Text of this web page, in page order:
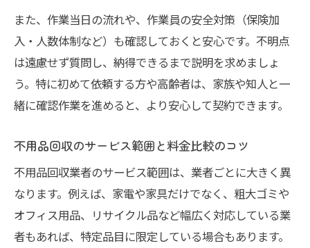
また、作業当日の流れや、作業員の安全対策（保険加
入・人数体制など）も確認しておくと安心です。不明点
は遠慮せず質問し、納得できるまで説明を求めましょ
う。特に初めて依頼する方や高齢者は、家族や知人と一
緒に確認作業を進めると、より安心して契約できます。
不用品回収のサービス範囲と料金比較のコツ
不用品回収業者のサービス範囲は、業者ごとに大きく異
なります。例えば、家電や家具だけでなく、粗大ゴミや
オフィス用品、リサイクル品など幅広く対応している業
者もあれば、特定品目に限定している場合もあります。